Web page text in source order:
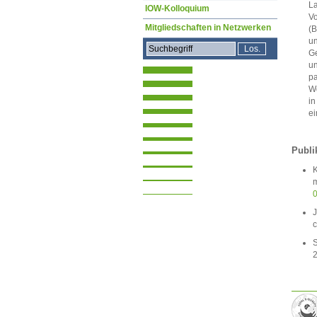
in
IOW-Kolloquium
Mitgliedschaften in Netzwerken